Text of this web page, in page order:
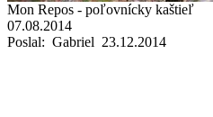
Mon Repos - poľovnícky kaštieľ
07.08.2014
Poslal: Gabriel 23.12.2014